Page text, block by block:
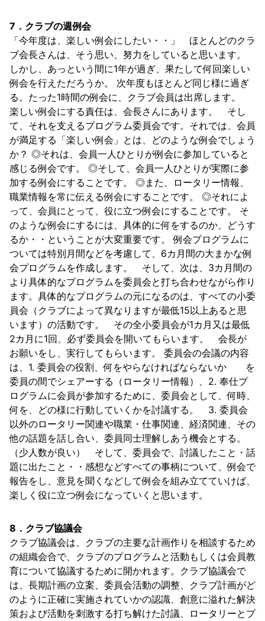
7．クラブの週例会
「今年度は、楽しい例会にしたい・・」 ほとんどのクラ
ブ会長さんは、そう思い、努力をしていると思います。
しかし、あっという間に1年が過ぎ、果たして何回楽しい
例会を行えただろうか。 次年度もほとんど同じ様に過ぎ
る。たった1時間の例会に、クラブ会員は出席します。
楽しい例会にする責任は、会長さんにあります。 そし
て、それを支えるプログラム委員会です。それでは、会員
が満足する「楽しい例会」とは、どのような例会でしょう
か？ ◎それは、会員一人ひとりが例会に参加していると
感じる例会です。 ◎そして、会員一人ひとりが実際に参
加する例会にすることです。 ◎また、ロータリー情報、
職業情報を常に伝える例会にすることです。 ◎それによ
って、会員にとって、役に立つ例会にすることです。 そ
のような例会にするには、具体的に何をするのか、どうす
るか・・ということが大変重要です。 例会プログラムに
ついては特別月間などを考慮して、6カ月間の大まかな例
会プログラムを作成します。 そして、次は、3カ月間の
より具体的なプログラムを委員会と打ち合わせながら作り
ます。具体的なプログラムの元になるのは、すべての小委
員会（クラブによって異なりますが最低15以上あると思
います）の活動です。 その全小委員会が1カ月又は最低
2カ月に1回、必ず委員会を開いてもらいます。 会長が
お願いをし、実行してもらいます。 委員会の会議の内容
は、1. 委員会の役割、何をやらなければならないか を
委員の間でシェアーする（ロータリー情報）、2. 奉仕プ
ログラムに会員が参加するために、委員会として、何時、
何を、どの様に行動していくかを討議する。 3. 委員会
以外のロータリー関連や職業・仕事関連、経済関連、その
他の話題を話し合い、委員同士理解しあう機会とする。
（少人数が良い） そして、委員会で、討議したこと・話
題に出たこと・・感想などすべての事柄について、例会で
報告をし、意見を聞くなどして例会を組み立てていけば、
楽しく役に立つ例会になっていくと思います。
8．クラブ協議会
クラブ協議会は、クラブの主要な計画作りを相談するため
の組織会合で、クラブのプログラムと活動もしくは会員教
育について協議するために開かれます。クラブ協議会で
は、長期計画の立案、委員会活動の調整、クラブ計画がど
のように正確に実施されていかの認識、創意に溢れた解決
策および活動を刺激する打ち解けた討議、ロータリーとプ